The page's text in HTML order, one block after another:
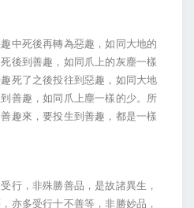
中死後再轉為惡趣，如同大地的
後到善趣，如同爪上的灰塵一樣
死了之後投往到惡趣，如同大地
善趣，如同爪上塵一樣的少。所
趣來，要投生到善趣，都是一樣
行，非殊勝善品，是故諸異生，
亦多受行十不善等，非勝妙品，